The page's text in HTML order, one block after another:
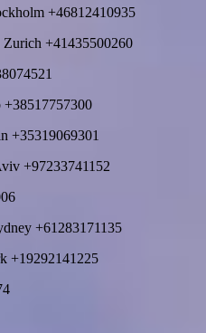
+46812410935
+41435500260
+38517757300
+35319069301
+97233741152
+61283171135